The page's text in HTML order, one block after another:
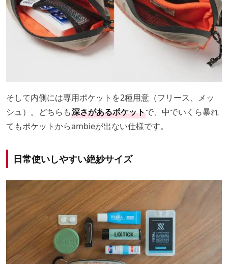
そして内側には専用ポケットを2種用意（フリース、メッ
シュ）。どちらも深さがあるポケットで、中でいくら暴れ
てもポケットからambieが出ない仕様です。
日常使いしやすい絶妙サイズ